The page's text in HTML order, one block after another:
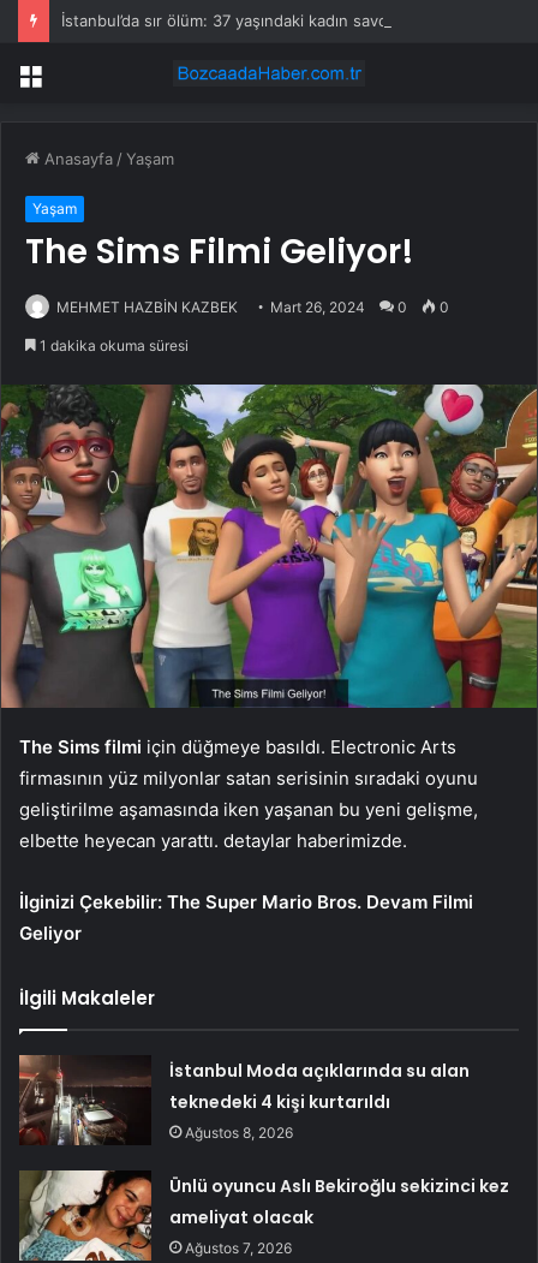
Menü
Anasayfa /Yaşam
Yaşam
The Sims Filmi Geliyor!
MEHMET HAZBİN KAZBEK Mart 26, 2024 0 0
1 dakika okuma süresi
The Sims filmi için düğmeye basıldı. Electronic Arts
firmasının yüz milyonlar satan serisinin sıradaki oyunu
geliştirilme aşamasında iken yaşanan bu yeni gelişme,
elbette heyecan yarattı. detaylar haberimizde.
İlginizi Çekebilir: The Super Mario Bros. Devam Filmi
Geliyor
İlgili Makaleler
İstanbul Moda açıklarında su alan
teknedeki 4 kişi kurtarıldı
Ağustos 8, 2026
Ünlü oyuncu Aslı Bekiroğlu sekizinci kez
ameliyat olacak
Ağustos 7, 2026